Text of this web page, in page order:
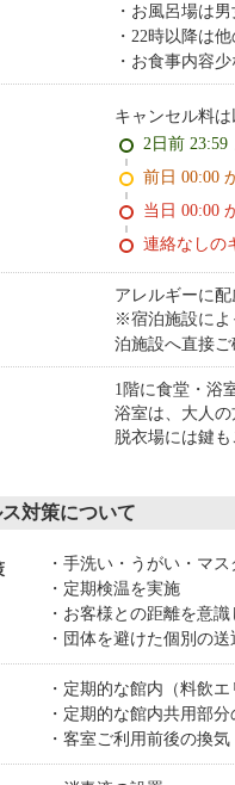
お風呂場は
22時以降は
お食事内容
キャンセル料は
2日前 23:59
前日 00:00
当日 00:00
連絡なしの
アレルギーに
※宿泊施設によ
泊施設へ直接ご
1階に食堂・浴
浴室は、大人の
脱衣場には鍵
対策について
手洗い・うがい・マス
定期検温を実施
お客様との距離を意識
団体を避けた個別の送
定期的な館内（料飲
定期的な館内共用部分
客室ご利用前後の換気